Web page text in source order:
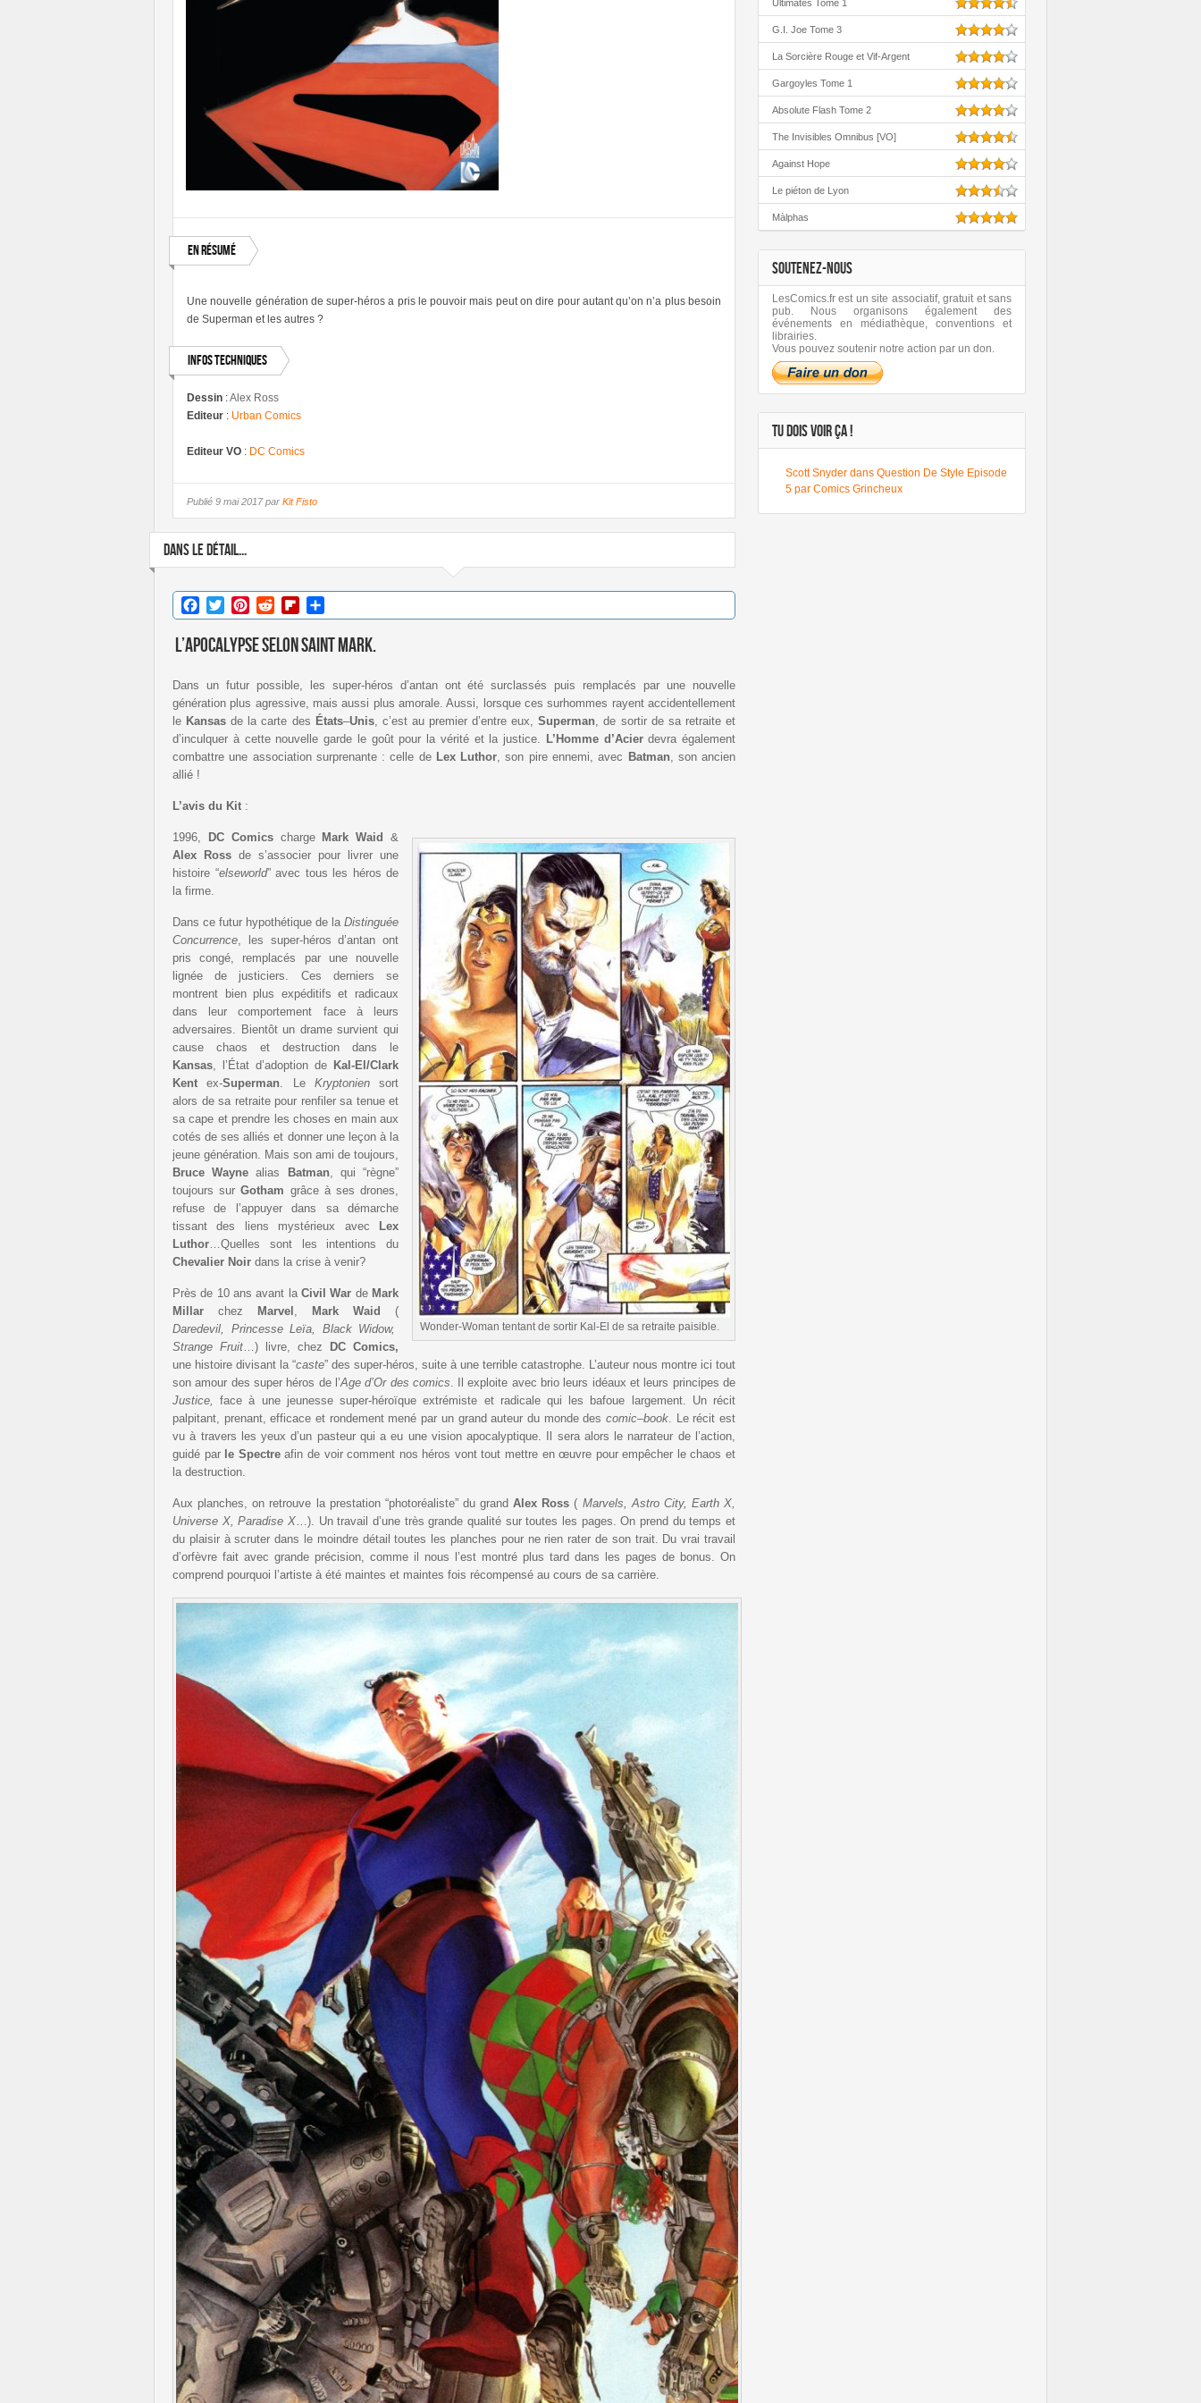
En résumé
Une nouvelle génération de super-héros a pris le pouvoir mais peut on dire pour autant qu’on n’a plus besoin
de Superman et les autres ?
Infos techniques
Dessin :Alex Ross
Editeur : Urban Comics
Editeur VO : DC Comics
Publié 9 mai 2017 par Kit Fisto
DANS LE DÉTAIL...
Facebook
TwitterPinterestRedditFlipboard
L’Apocalypse selon Saint Mark.
Dans un futur possible, les super-héros d’antan ont été surclassés puis remplacés par une nouvelle
génération plus agressive, mais aussi plus amorale. Aussi, lorsque ces surhommes rayent accidentellement
le Kansas de la carte des États–Unis, c’est au premier d’entre eux,Superman , de sortir de sa retraite et
d’inculquer à cette nouvelle garde le goût pour la vérité et la justice.
L’Homme d’Acierdevra également
combattre une association surprenante : celle de Lex Luthor , son pire ennemi, avec Batman , son ancien
allié !
L’avis du Kit :
Wonder-Woman tentant de sortir Kal-El de sa retraite paisible.
1996, DC Comicscharge Mark Waid
&
Alex
Ross de s’associer pour livrer une
histoire “elseworld” avec tous les héros de
la firme.
Dans ce futur hypothétique de la Distinguée
Concurrence , les super-héros d’antan ont
pris congé, remplacés par une nouvelle
lignée de justiciers. Ces derniers se
montrent bien plus expéditifs et radicaux
dans leur comportement face à leurs
adversaires. Bientôt un drame survient qui
cause chaos et destruction dans le
Kansas , l’État d’adoption de Kal-El/Clark
Kent ex-Superman . Le Kryptoniensort
alors de sa retraite pour renfiler sa tenue et
sa cape et prendre les choses en main aux
cotés de ses alliés et donner une leçon à la
jeune génération. Mais son ami de toujours,
Bruce Wayne alias Batman , qui “règne”
toujours surGotham grâce à ses drones,
refuse de l’appuyer dans sa démarche
tissant des liens mystérieux avec
Lex
Luthor …Quelles sont les intentions du
Chevalier Noir dans la crise à venir?
Près de 10 ans avant la Civil War de Mark
Millar chez Marvel Mark Waid
(
Daredevil, Princesse Leïa, Black Widow,
Strange Fruit …) livre, chez DC Comics,
une histoire divisant la “caste” des super-héros, suite à une terrible catastrophe. L’auteur nous montre ici tout
son amour des super héros de l’Age d’Or des comics . Il exploite avec brio leurs idéaux et leurs principes de
Justice,face à une jeunesse super-héroïque extrémiste et radicale qui les bafoue largement. Un récit
palpitant, prenant, efficace et rondement mené par un grand auteur du monde des comic–book. Le récit est
vu à travers les yeux d’un pasteur qui a eu une vision apocalyptique. Il sera alors le narrateur de l’action,
guidé par le Spectreafin de voir comment nos héros vont tout mettre en œuvre pour empêcher le chaos et
la destruction.
Aux planches, on retrouve la prestation “photoréaliste” du grandAlex Ross ( Marvels, Astro City, Earth X,
Universe X, Paradise X …). Un travail d’une très grande qualité sur toutes les pages. On prend du temps et
du plaisir à scruter dans le moindre détail toutes les planches pour ne rien rater de son trait. Du vrai travail
d’orfèvre fait avec grande précision, comme il nous l’est montré plus tard dans les pages de bonus. On
comprend pourquoi l’artiste à été maintes et maintes fois récompensé au cours de sa carrière.
Ultimates Tome 1
G.I. Joe Tome 3
La Sorcière Rouge et Vif-Argent
Gargoyles Tome 1
Absolute Flash Tome 2
The Invisibles Omnibus [VO]
Against Hope
Le piéton de Lyon
Màlphas
SOUTENEZ-NOUS
LesComics.fr est un site associatif, gratuit et sans
pub. Nous organisons également des
événements en médiathèque, conventions et
librairies.
Vous pouvez soutenir notre action par un don.
TU DOIS VOIR ÇA !
Scott Snyder dans Question De Style Episode
5 par Comics Grincheux